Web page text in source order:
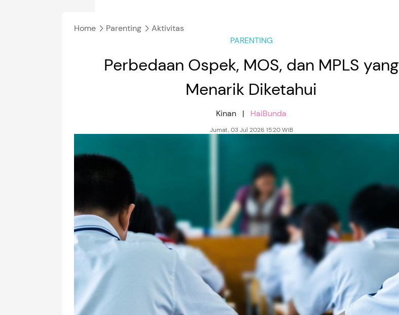
Home Parenting
Aktivitas
PARENTING
Perbedaan Ospek, MOS, dan MPLS yang
Menarik Diketahui
Kinan | HaiBunda
Jumat, 03 Jul 2026 15:20 WIB